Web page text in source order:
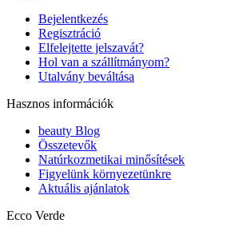
Bejelentkezés
Regisztráció
Elfelejtette jelszavát?
Hol van a szállítmányom?
Utalvány beváltása
Hasznos információk
beauty Blog
Összetevők
Natúrkozmetikai minősítések
Figyelünk környezetünkre
Aktuális ajánlatok
Ecco Verde